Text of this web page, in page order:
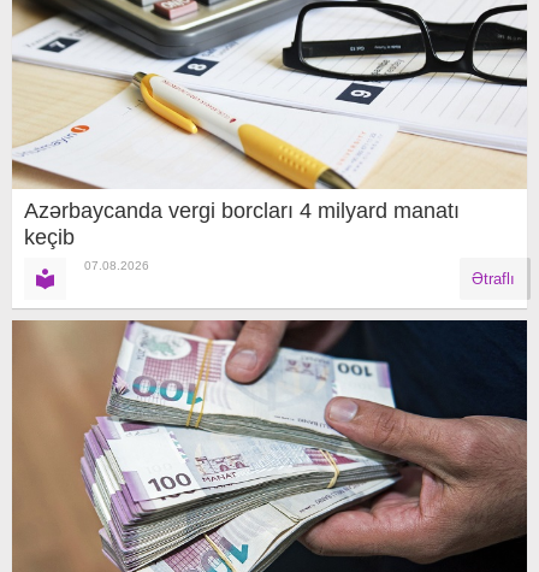
Azərbaycanda vergi borcları 4 milyard manatı
keçib
07.08.2026
Ətraflı